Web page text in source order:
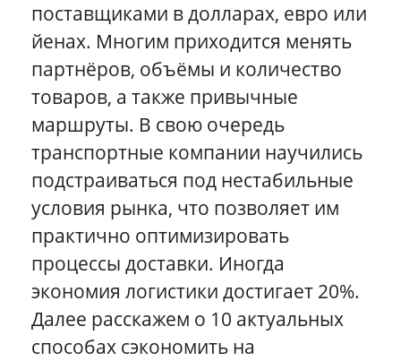
поставщиками в долларах, евро или
йенах. Многим приходится менять
партнёров, объёмы и количество
товаров, а также привычные
маршруты. В свою очередь
транспортные компании научились
подстраиваться под нестабильные
условия рынка, что позволяет им
практично оптимизировать
процессы доставки. Иногда
экономия логистики достигает 20%.
Далее расскажем о 10 актуальных
способах сэкономить на